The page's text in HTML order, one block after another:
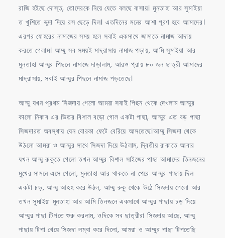
রাজি হইছে দোস্ত, তোদেরকে নিয়ে যেতে বলছে বাসায়। মুনতাহা আর সুমাইয়া
ত খুশিতে ভুদা দিয়ে রস ছেড়ে দিল। এতদিনের মনের আশা পূরণ হবে আমাদের।
এরপর যোহরের নামাজের সময় হলে সবাই একসাথে জামাতে নামাজ আদায়
করতে গেলাম। আম্মু সব সময়ই মাদ্রাসায় নামাজ পড়ায়, আমি সুমাইয়া আর
মুনতাহা আম্মুর পিছনে নামাজে দাড়ালাম, আরও প্রায় ৮০ জন ছাত্রী আমাদের
মাদ্রাসায়, সবাই আম্মুর পিছনে নামাজ পড়তেছে।
আম্মু যখন প্রথম সিজদায় গেলো আমরা সবাই পিছন থেকে দেখলাম আম্মুর
কালো নিকাব এর ভিতর বিশাল বড়ো গোল একটা পাছা, আম্মুর এত বড় পাছা
সিজদারত অবস্থায় যেন বোরকা ফেটে বেরিয়ে আসতেছে।আম্মু সিজদা থেকে
উঠলো আমরা ও আম্মুর সাথে সিজদা দিয়ে উঠলাম, দ্বিতীয় রাকাতে আবার
যখন আম্মু রুকুতে গেলো তখন আম্মুর বিশাল সাইজের পাছা আমাদের তিনজনের
মুখের সামনে এসে গেলো, মুনতাহা আর থাকতে না পেরে আম্মুর পাছায় দিল
একটা চড়, আম্মু আহহ করে উঠল, আম্মু রুকু থেকে উঠে সিজদায় গেলো আর
তখন সুমাইয়া মুনতাহা আর আমি তিনজনে একসাথে আম্মুর পাছায় চড় দিয়ে
আম্মুর পাছা টিপতে শুরু করলাম, ওদিকে সব ছাত্রীরা সিজদায় আছে, আম্মু
পাছায় টিপা খেয়ে সিজদা লম্বা করে দিলো, আমরা ও আম্মুর পাছা টিপতেছি